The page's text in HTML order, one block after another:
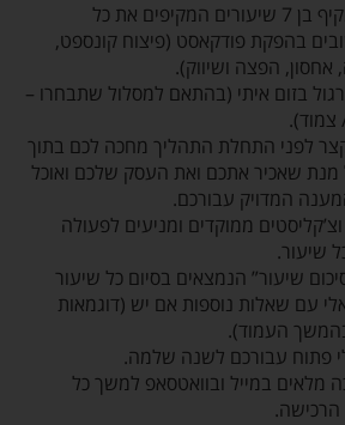
קורס דיגיטלי מקיף בן 7 שיעורים המקיפים את כל
בהפקת פודקאסט (פיצוח קונספט,
הפצה ושיווק).
בזום איתי (בהתאם למסלול שתבחרו –
צמוד).
קצר לפני התחלת התהליך מחכה לכם בתוך
שאכיר אתכם ואת העסק שלכם ואוכל
המדויק עבורכם.
ממוקדים ומניעים לפעולה
שיעור.
שיעור” הנמצאים בסיום כל שיעור
עם שאלות נוספות אם יש (דוגמאות
העמוד).
פתוח עבורכם לשנה שלמה.
מלאים במייל ובוואטסאפ למשך כל